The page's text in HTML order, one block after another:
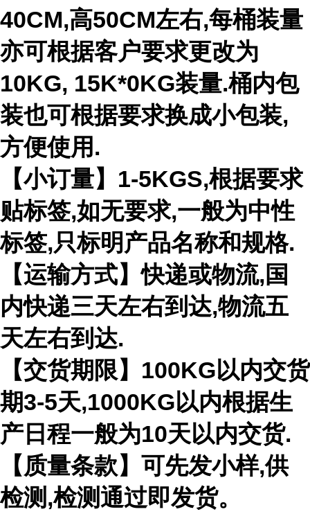
40CM,高50CM左右,每桶装量
亦可根据客户要求更改为
10KG, 15K*0KG装量.桶内包
装也可根据要求换成小包装,
方便使用.
【小订量】1-5KGS,根据要求
贴标签,如无要求,一般为中性
标签,只标明产品名称和规格.
【运输方式】快递或物流,国
内快递三天左右到达,物流五
天左右到达.
【交货期限】100KG以内交货
期3-5天,1000KG以内根据生
产日程一般为10天以内交货.
【质量条款】可先发小样,供
检测,检测通过即发货。